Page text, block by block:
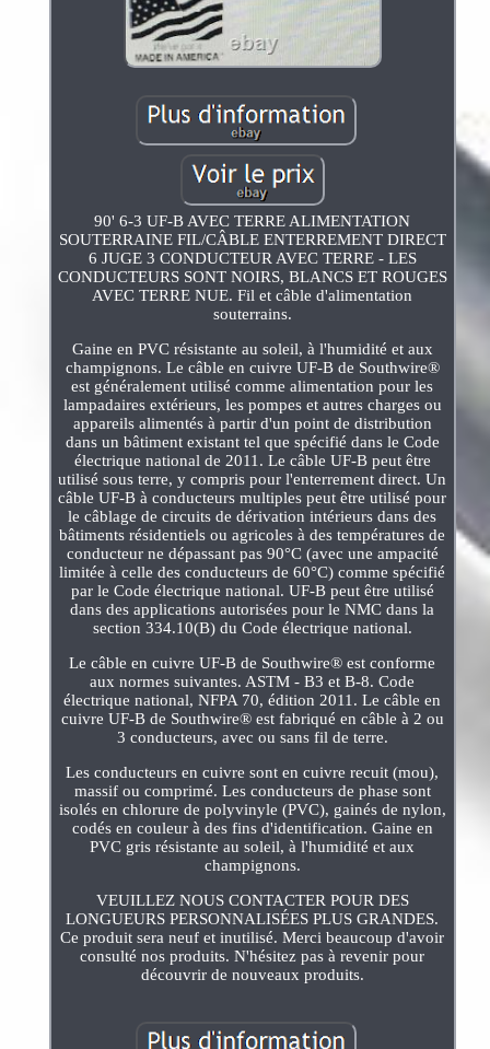
90' 6-3 UF-B AVEC TERRE ALIMENTATION
SOUTERRAINE FIL/CÂBLE ENTERREMENT DIRECT
6 JUGE 3 CONDUCTEUR AVEC TERRE - LES
CONDUCTEURS SONT NOIRS, BLANCS ET ROUGES
AVEC TERRE NUE. Fil et câble d'alimentation
souterrains.
Gaine en PVC résistante au soleil, à l'humidité et aux
champignons. Le câble en cuivre UF-B de Southwire®
est généralement utilisé comme alimentation pour les
lampadaires extérieurs, les pompes et autres charges ou
appareils alimentés à partir d'un point de distribution
dans un bâtiment existant tel que spécifié dans le Code
électrique national de 2011. Le câble UF-B peut être
utilisé sous terre, y compris pour l'enterrement direct. Un
câble UF-B à conducteurs multiples peut être utilisé pour
le câblage de circuits de dérivation intérieurs dans des
bâtiments résidentiels ou agricoles à des températures de
conducteur ne dépassant pas 90°C (avec une ampacité
limitée à celle des conducteurs de 60°C) comme spécifié
par le Code électrique national. UF-B peut être utilisé
dans des applications autorisées pour le NMC dans la
section 334.10(B) du Code électrique national.
Le câble en cuivre UF-B de Southwire® est conforme
aux normes suivantes. ASTM - B3 et B-8. Code
électrique national, NFPA 70, édition 2011. Le câble en
cuivre UF-B de Southwire® est fabriqué en câble à 2 ou
3 conducteurs, avec ou sans fil de terre.
Les conducteurs en cuivre sont en cuivre recuit (mou),
massif ou comprimé. Les conducteurs de phase sont
isolés en chlorure de polyvinyle (PVC), gainés de nylon,
codés en couleur à des fins d'identification. Gaine en
PVC gris résistante au soleil, à l'humidité et aux
champignons.
VEUILLEZ NOUS CONTACTER POUR DES
LONGUEURS PERSONNALISÉES PLUS GRANDES.
Ce produit sera neuf et inutilisé. Merci beaucoup d'avoir
consulté nos produits. N'hésitez pas à revenir pour
découvrir de nouveaux produits.